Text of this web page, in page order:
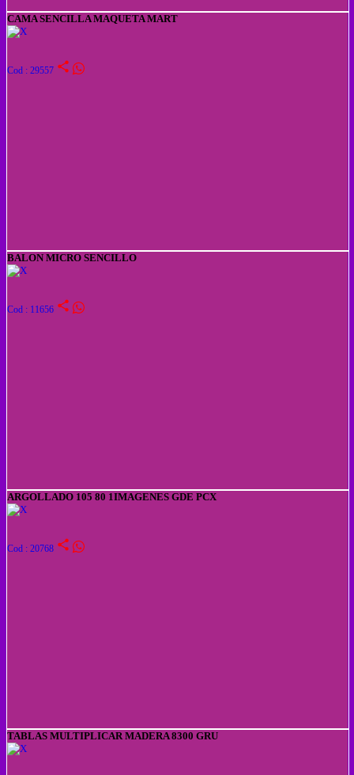
CAMA SENCILLA MAQUETA MART
Cod : 29557 share
BALON MICRO SENCILLO
Cod : 11656 share
ARGOLLADO 105 80 1IMAGENES GDE PCX
Cod : 20768 share
TABLAS MULTIPLICAR MADERA 8300 GRU